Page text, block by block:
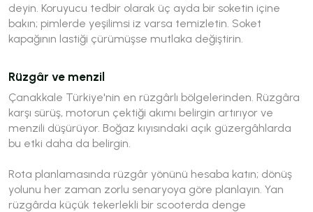
deyin. Koruyucu tedbir olarak üç ayda bir soketin içine
bakın; pimlerde yeşilimsi iz varsa temizletin. Soket
kapağının lastiği çürümüşse mutlaka değiştirin.
Rüzgâr ve menzil
Çanakkale Türkiye'nin en rüzgârlı bölgelerinden. Rüzgâra
karşı sürüş, motorun çektiği akımı belirgin artırıyor ve
menzili düşürüyor. Boğaz kıyısındaki açık güzergâhlarda
bu etki daha da belirgin.
Rota planlamasında rüzgâr yönünü hesaba katın; dönüş
yolunu her zaman zorlu senaryoya göre planlayın. Yan
rüzgârda küçük tekerlekli bir scooterda denge